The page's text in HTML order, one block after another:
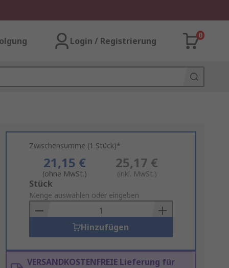
Login / Registrierung
0
Zwischensumme (1 Stück)*
21,15 €
(ohne MwSt.)
25,17 €
(inkl. MwSt.)
Add
to
Basket
Stück
Menge auswählen oder eingeben
Hinzufügen
VERSANDKOSTENFREIE Lieferung für